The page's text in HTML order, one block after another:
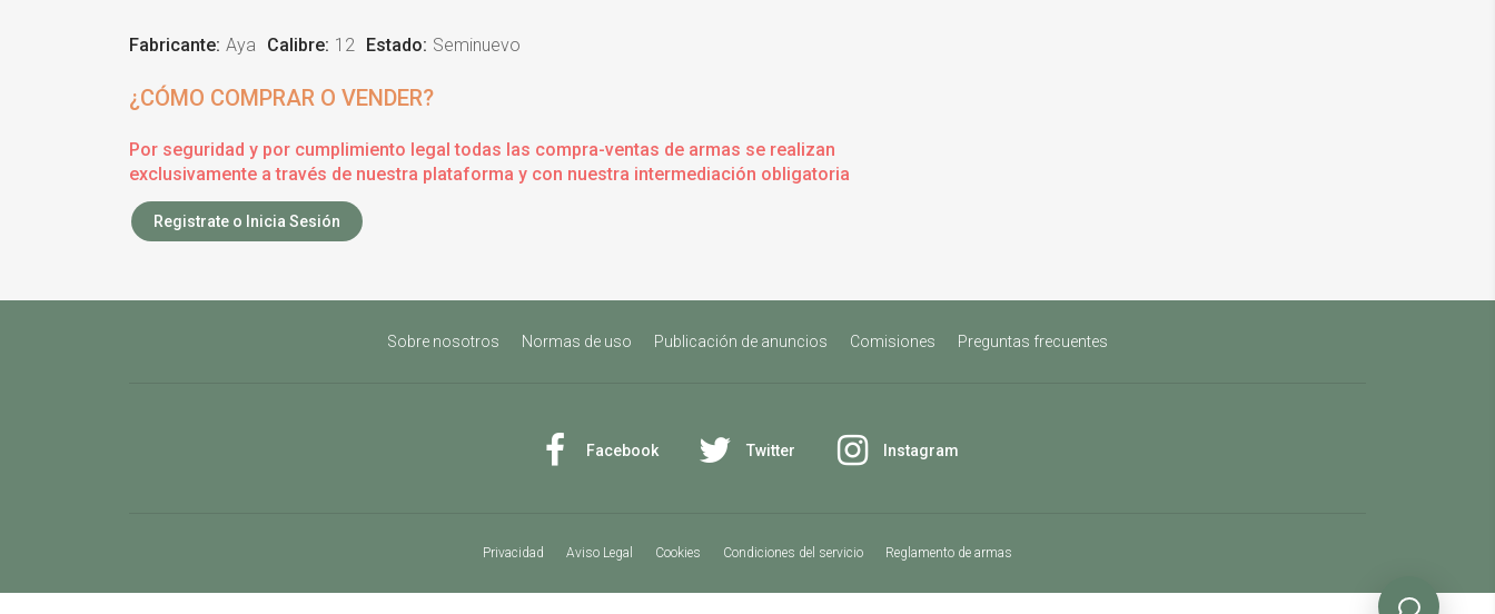
Fabricante: Aya Calibre: 12 Estado: Seminuevo
¿CÓMO COMPRAR O VENDER?
Por seguridad y por cumplimiento legal todas las compra-ventas de armas se realizan
exclusivamente a través de nuestra plataforma y con nuestra intermediación obligatoria
Registrate o Inicia Sesión
Sobre nosotros Normas de uso Publicación de anuncios Comisiones Preguntas frecuentes
Facebook Twitter Instagram
Privacidad Aviso Legal Cookies Condiciones del servicio Reglamento de armas